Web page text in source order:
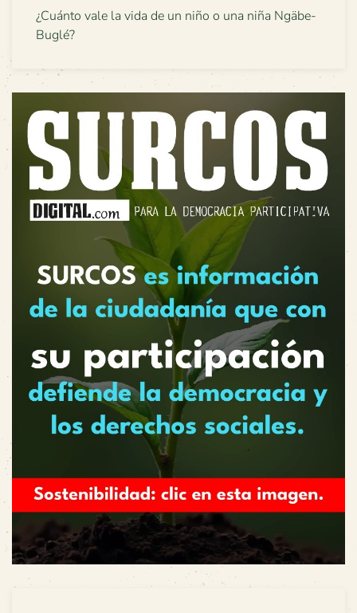
¿Cuánto vale la vida de un niño o una niña Ngäbe-
Buglé?